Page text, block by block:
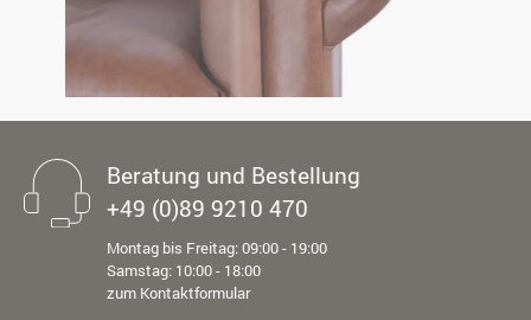
Beratung und Bestellung
+49 (0)89 9210 470
Montag bis Freitag: 09:00 - 19:00
Samstag: 10:00 - 18:00
zum Kontaktformular